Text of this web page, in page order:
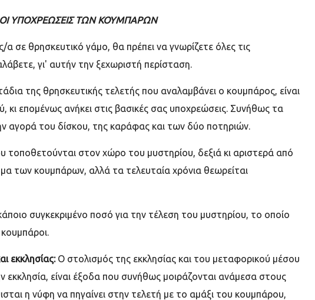
ΟΙ ΥΠΟΧΡΕΩΣΕΙΣ ΤΩΝ ΚΟΥΜΠΑΡΩΝ
σε θρησκευτικό γάμο, θα πρέπει να γνωρίζετε όλες τις
γι' αυτήν την ξεχωριστή περίσταση.
της θρησκευτικής τελετής που αναλαμβάνει ο κουμπάρος, είναι
κι επομένως ανήκει στις βασικές σας υποχρεώσεις. Συνήθως τα
αγορά του δίσκου, της καράφας και των δύο ποτηριών.
τοποθετούνται στον χώρο του μυστηρίου, δεξιά κι αριστερά από
των κουμπάρων, αλλά τα τελευταία χρόνια θεωρείται
συγκεκριμένο ποσό για την τέλεση του μυστηρίου, το οποίο
εκκλησίας: Ο στολισμός της εκκλησίας και του μεταφορικού μέσου
είναι έξοδα που συνήθως μοιράζονται ανάμεσα στους
η νύφη να πηγαίνει στην τελετή με το αμάξι του κουμπάρου,